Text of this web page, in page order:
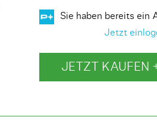
Sie haben bereits ein
Jetzt
JETZT KAUFEN